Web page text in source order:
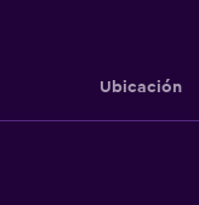
Ubicación